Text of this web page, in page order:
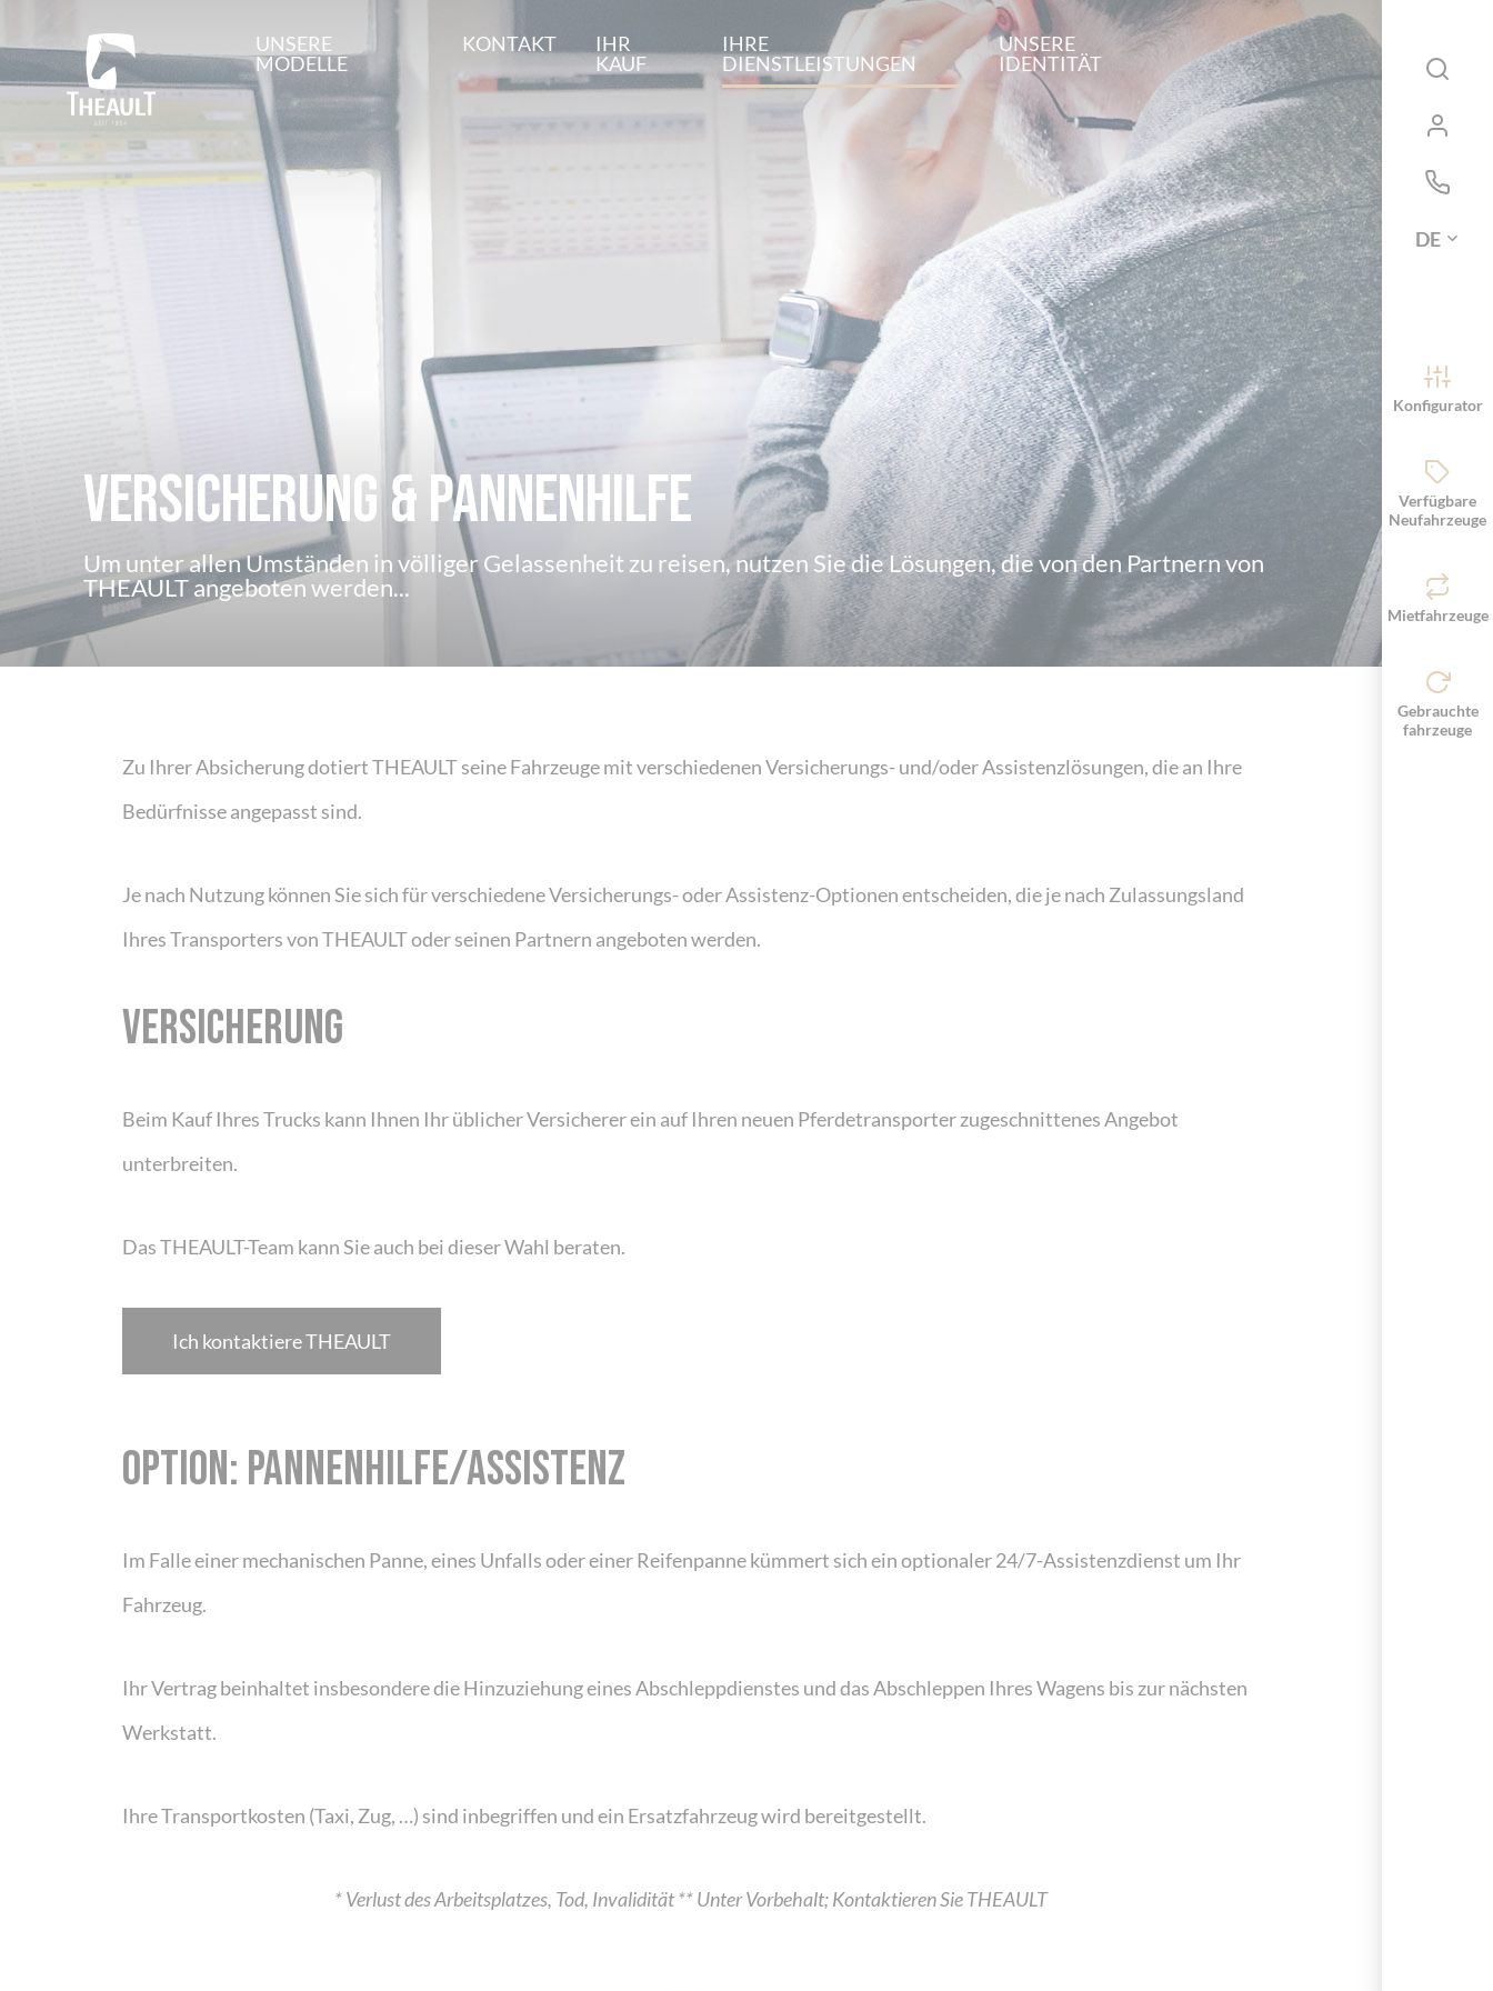
DE
Konfigurator
Verfügbare
Neufahrzeuge
Mietfahrzeuge
Gebrauchte
fahrzeuge
UNSERE
MODELLE
KONTAKT
IHR
KAUF
IHRE
DIENSTLEISTUNGEN
UNSERE
IDENTITÄT
Versicherung & Pannenhilfe
Um unter allen Umständen in völliger Gelassenheit zu reisen, nutzen Sie die Lösungen, die von den Partnern von
THEAULT angeboten werden...
Zu Ihrer Absicherung dotiert THEAULT seine Fahrzeuge mit verschiedenen Versicherungs- und/oder Assistenzlösungen, die an Ihre
Bedürfnisse angepasst sind.
Je nach Nutzung können Sie sich für verschiedene Versicherungs- oder Assistenz-Optionen entscheiden, die je nach Zulassungsland
Ihres Transporters von THEAULT oder seinen Partnern angeboten werden.
VERSICHERUNG
Beim Kauf Ihres Trucks kann Ihnen Ihr üblicher Versicherer ein auf Ihren neuen Pferdetransporter zugeschnittenes Angebot
unterbreiten.
Das THEAULT-Team kann Sie auch bei dieser Wahl beraten.
Ich kontaktiere THEAULT
OPTION: PANNENHILFE/ASSISTENZ
Im Falle einer mechanischen Panne, eines Unfalls oder einer Reifenpanne kümmert sich ein optionaler 24/7-Assistenzdienst um Ihr
Fahrzeug.
Ihr Vertrag beinhaltet insbesondere die Hinzuziehung eines Abschleppdienstes und das Abschleppen Ihres Wagens bis zur nächsten
Werkstatt.
Ihre Transportkosten (Taxi, Zug, …) sind inbegriffen und ein Ersatzfahrzeug wird bereitgestellt.
* Verlust des Arbeitsplatzes, Tod, Invalidität ** Unter Vorbehalt; Kontaktieren Sie THEAULT